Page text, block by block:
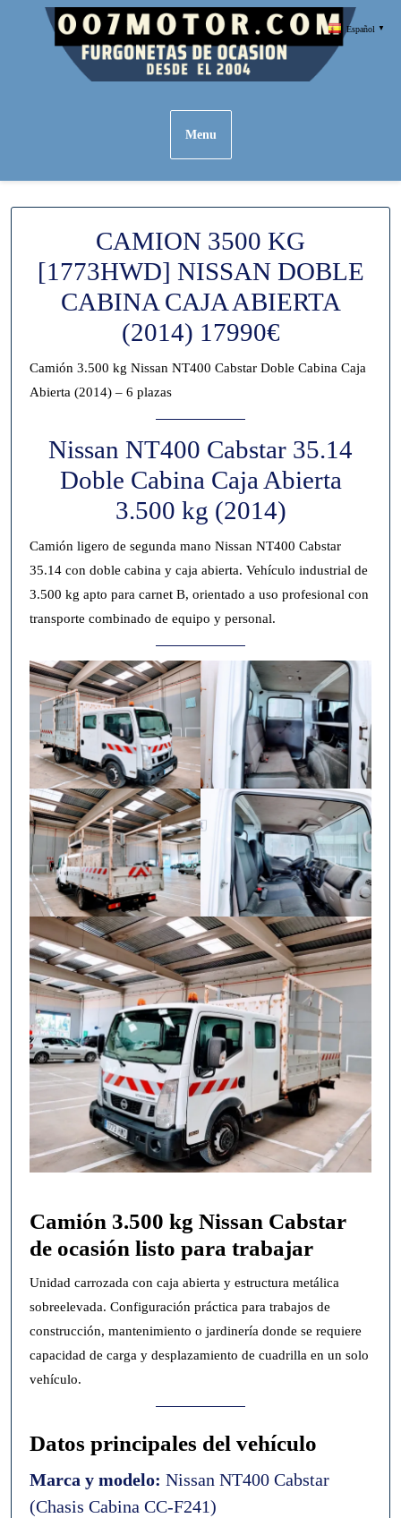
Menu
CAMION 3500 KG
[1773HWD] NISSAN DOBLE
CABINA CAJA ABIERTA
(2014) 17990€
Camión 3.500 kg Nissan NT400 Cabstar Doble Cabina Caja
Abierta (2014) – 6 plazas
Nissan NT400 Cabstar 35.14
Doble Cabina Caja Abierta
3.500 kg (2014)
Camión ligero de segunda mano Nissan NT400 Cabstar
35.14 con doble cabina y caja abierta. Vehículo industrial de
3.500 kg apto para carnet B, orientado a uso profesional con
transporte combinado de equipo y personal.
Camión 3.500 kg Nissan Cabstar
de ocasión listo para trabajar
Unidad carrozada con caja abierta y estructura metálica
sobreelevada. Configuración práctica para trabajos de
construcción, mantenimiento o jardinería donde se requiere
capacidad de carga y desplazamiento de cuadrilla en un solo
vehículo.
Datos principales del vehículo
Marca y modelo: Nissan NT400 Cabstar
(Chasis Cabina CC-F241)
Español ▼